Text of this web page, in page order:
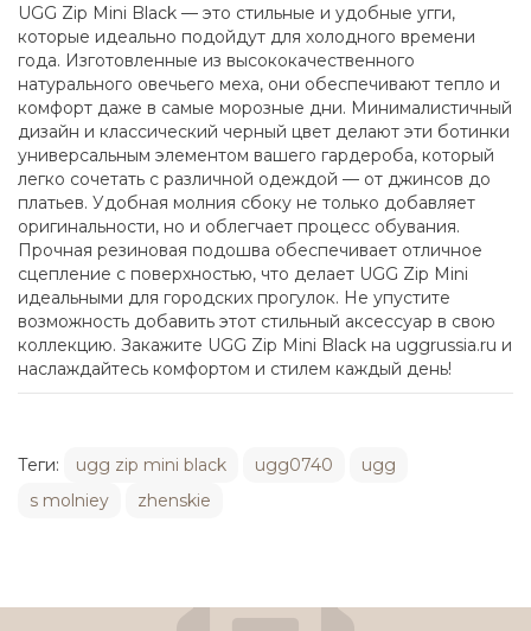
UGG Zip Mini Black — это стильные и удобные угги,
которые идеально подойдут для холодного времени
года. Изготовленные из высококачественного
натурального овечьего меха, они обеспечивают тепло и
комфорт даже в самые морозные дни. Минималистичный
дизайн и классический черный цвет делают эти ботинки
универсальным элементом вашего гардероба, который
легко сочетать с различной одеждой — от джинсов до
платьев. Удобная молния сбоку не только добавляет
оригинальности, но и облегчает процесс обувания.
Прочная резиновая подошва обеспечивает отличное
сцепление с поверхностью, что делает UGG Zip Mini
идеальными для городских прогулок. Не упустите
возможность добавить этот стильный аксессуар в свою
коллекцию. Закажите UGG Zip Mini Black на uggrussia.ru и
наслаждайтесь комфортом и стилем каждый день!
Теги: ugg zip mini black ugg0740
ugg
s molniey
zhenskie